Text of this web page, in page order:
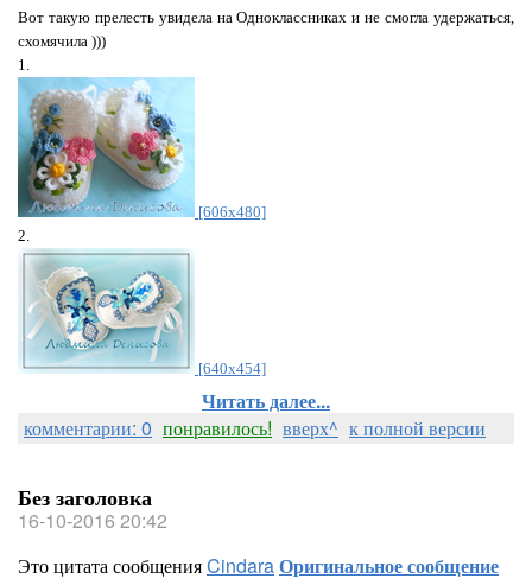
Вот такую прелесть увидела на Одноклассниках и не смогла удержаться,
схомячила )))
1.
[606x480]
2.
[640x454]
Читать далее...
комментарии: 0 понравилось! вверх^ к полной версии
Без заголовка
16-10-2016 20:42
Это цитата сообщенияCindaraОригинальное сообщение